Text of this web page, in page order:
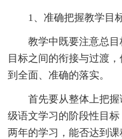
1、准确把握教学目
教学中既要注意总目
目标之间的衔接与过渡
到全面、准确的落实。
首先要从整体上把握
级语文学习的阶段性目
两年的学习，能否达到